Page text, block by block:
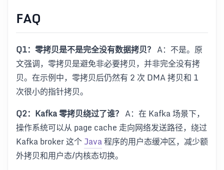
FAQ
Q1：零拷贝是不是完全没有数据拷贝？ A：不是。原
文强调，零拷贝是避免非必要拷贝，并非完全没有拷
贝。在示例中，零拷贝后仍然有 2 次 DMA 拷贝和 1
次很小的指针拷贝。
Q2：Kafka 零拷贝绕过了谁？ A：在 Kafka 场景下，
操作系统可以从 page cache 走向网络发送路径，绕过
Kafka broker 这个Java程序的用户态缓冲区，减少额
外拷贝和用户态/内核态切换。